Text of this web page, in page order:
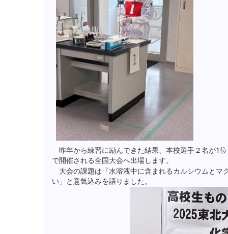
昨年から練習に励んできた結果、本校選手２名が1
で開催される全国大会へ出場します。
大会の課題は『水溶液中に含まれるカルシウムとマ
い」と意気込みを語りました。